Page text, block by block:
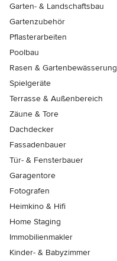
Garten- & Landschaftsbau
Gartenzubehör
Pflasterarbeiten
Poolbau
Rasen & Gartenbewässerung
Spielgeräte
Terrasse & Außenbereich
Zäune & Tore
Dachdecker
Fassadenbauer
Tür- & Fensterbauer
Garagentore
Fotografen
Heimkino & Hifi
Home Staging
Immobilienmakler
Kinder- & Babyzimmer